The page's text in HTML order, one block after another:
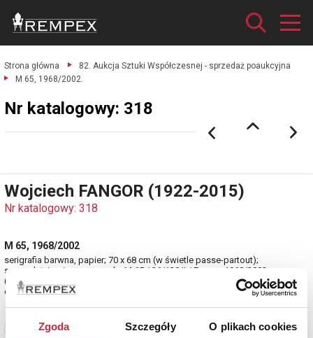
Zgoda Szczegóły O plikach cookies
Strona główna
82. Aukcja Sztuki Współczesnej - sprzedaż poaukcyjna
M 65, 1968/2002.
Nr katalogowy: 318
Wojciech FANGOR (1922-2015)
Nr katalogowy: 318
M 65, 1968/2002
serigrafia barwna, papier; 70 x 68 cm (w świetle passe-partout);
sygn., dat. i opisana u spodu: M 65 / 26/120 II / Fangor 1968/2002
(ołówkiem).
estymacja: 18 000 - 22 000 zł
Zobacz pełne informacje